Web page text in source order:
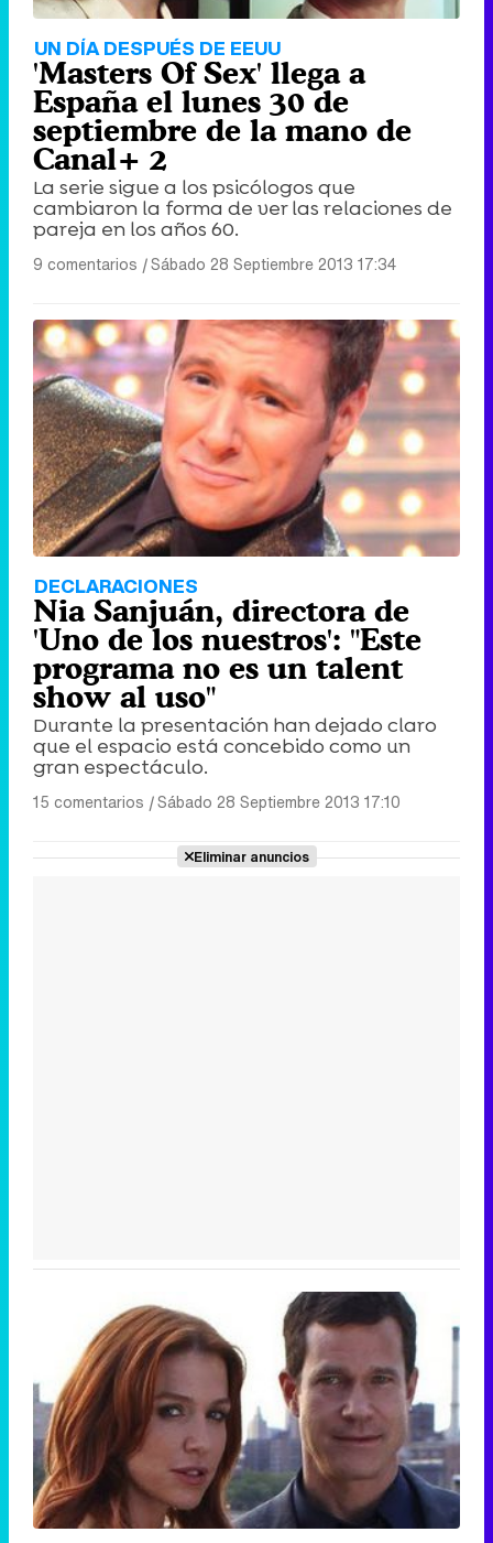
UN DÍA DESPUÉS DE EEUU
'Masters Of Sex' llega a
España el lunes 30 de
septiembre de la mano de
Canal+ 2
La serie sigue a los psicólogos que
cambiaron la forma de ver las relaciones de
pareja en los años 60.
9 comentarios |Sábado 28 Septiembre 2013 17:34
DECLARACIONES
Nia Sanjuán, directora de
'Uno de los nuestros': "Este
programa no es un talent
show al uso"
Durante la presentación han dejado claro
que el espacio está concebido como un
gran espectáculo.
15 comentarios |Sábado 28 Septiembre 2013 17:10
Eliminar anuncios